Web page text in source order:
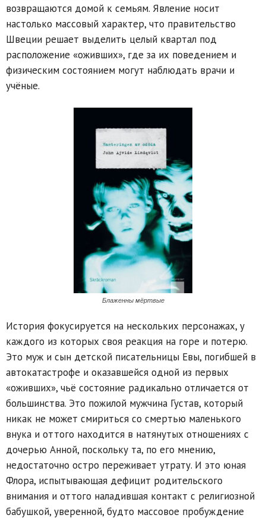
возвращаются домой к семьям. Явление носит
настолько массовый характер, что правительство
Швеции решает выделить целый квартал под
расположение «оживших», где за их поведением и
физическим состоянием могут наблюдать врачи и
учёные.
Блаженны мёртвые
История фокусируется на нескольких персонажах, у
каждого из которых своя реакция на горе и потерю.
Это муж и сын детской писательницы Евы, погибшей в
автокатастрофе и оказавшейся одной из первых
«оживших», чьё состояние радикально отличается от
большинства. Это пожилой мужчина Густав, который
никак не может смириться со смертью маленького
внука и оттого находится в натянутых отношениях с
дочерью Анной, поскольку та, по его мнению,
недостаточно остро переживает утрату. И это юная
Флора, испытывающая дефицит родительского
внимания и оттого наладившая контакт с религиозной
бабушкой, уверенной, будто массовое пробуждение